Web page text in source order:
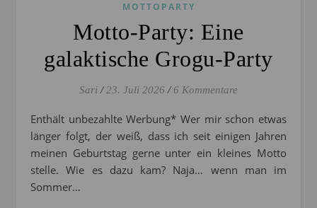
MOTTOPARTY
Motto-Party: Eine
galaktische Grogu-Party
Sari / 23. Juli 2026 / 6 Kommentare
Enthält unbezahlte Werbung* Wer mir schon etwas
länger folgt, der weiß, dass ich seit einigen Jahren
meinen Geburtstag gerne unter ein kleines Motto
stelle. Wie es dazu kam? Naja… wenn man im
Sommer…